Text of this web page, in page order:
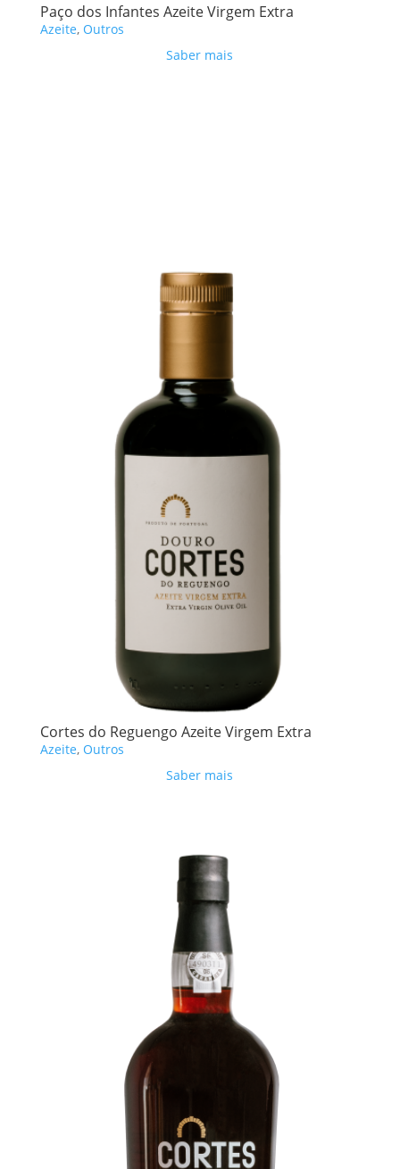
Paço dos Infantes Azeite Virgem Extra
Azeite, Outros
Saber mais
Cortes do Reguengo Azeite Virgem Extra
Azeite, Outros
Saber mais